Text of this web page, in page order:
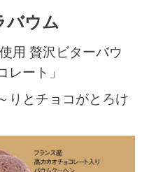
バウム
用 贅沢ビターバウ
レート」
りとチョコがとろけ